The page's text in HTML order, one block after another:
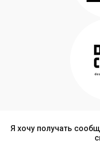
Я хочу получать